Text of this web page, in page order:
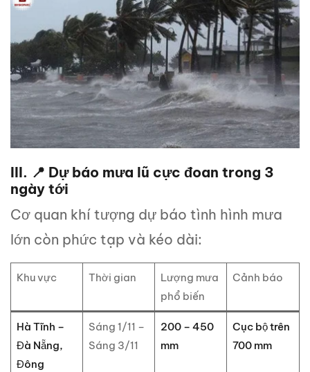
III. 📍 Dự báo mưa lũ cực đoan trong 3
ngày tới
Cơ quan khí tượng dự báo tình hình mưa
lớn còn phức tạp và kéo dài:
Khu vực Thời gian
Lượng mưa
phổ biến
Cảnh báo
Hà Tĩnh –
Đà Nẵng,
Đông
Sáng 1/11 –
Sáng 3/11
200 – 450
mm
Cục bộ trên
700 mm